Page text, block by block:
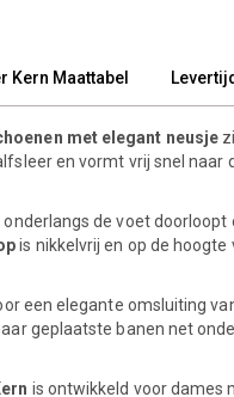
Kern Maattabel Levertijd
met elegant neusje
en vormt vrij snel naar
onderlangs de voet doorloopt
is nikkelvrij en op de
een elegante omsluiting
geplaatste banen net
is ontwikkeld voor dames